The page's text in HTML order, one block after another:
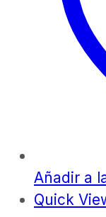
Añadir a
Quick